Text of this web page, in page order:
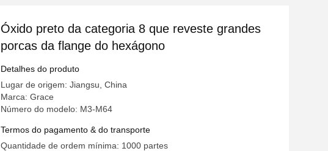
Óxido preto da categoria 8 que reveste grandes
porcas da flange do hexágono
Detalhes do produto
Lugar de origem: Jiangsu, China
Marca: Grace
Número do modelo: M3-M64
Termos do pagamento & do transporte
Quantidade de ordem mínima: 1000 partes